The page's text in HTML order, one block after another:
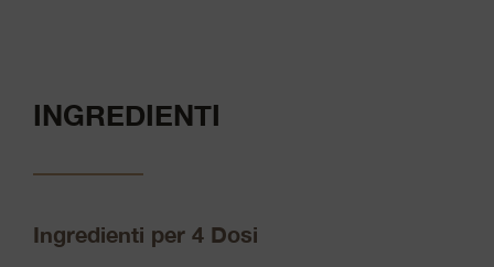
INGREDIENTI
Ingredienti per 4 Dosi